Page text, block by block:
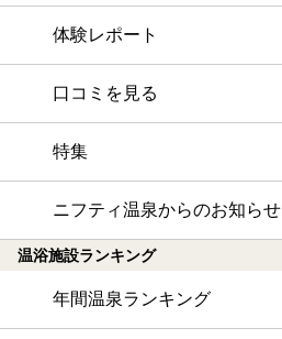
体験レポート
口コミを見る
特集
ニフティ温泉からのお知らせ
温浴施設ランキング
年間温泉ランキング